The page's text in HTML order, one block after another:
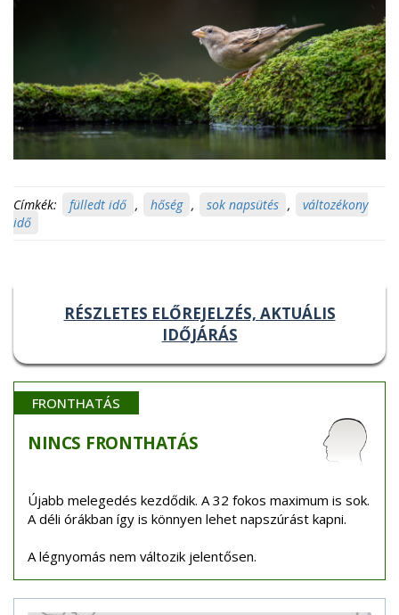
Címkék: fülledt idő , hőség , sok napsütés ,
változékony
idő
RÉSZLETES ELŐREJELZÉS, AKTUÁLIS
IDŐJÁRÁS
FRONTHATÁS
NINCS FRONTHATÁS
Újabb melegedés kezdődik. A 32 fokos maximum is sok.
A déli órákban így is könnyen lehet napszúrást kapni.
A légnyomás nem változik jelentősen.